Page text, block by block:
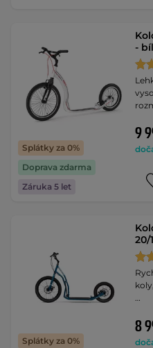
Splátky za 0%
Doprava zdarma
Záruka 5 let
-
9
Splátky za 0%
20/
…
8